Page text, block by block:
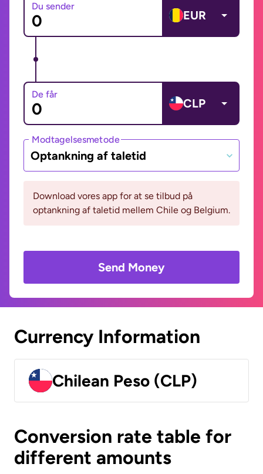
Du sender
EUR
De får
CLP
Modtagelsesmetode
Optankning af taletid
Download vores app for at se tilbud på
optankning af taletid mellem Chile og Belgium.
Send Money
Currency Information
Chilean Peso (CLP)
Conversion rate table for
different amounts